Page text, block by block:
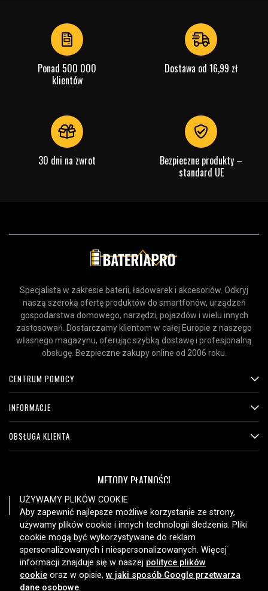
Ponad 500 000
klientów
Dostawa od 16,99 zł
30 dni na zwrot
Bezpieczne produkty –
standard UE
Specjalista w zakresie baterii, ładowarek i akcesoriów. Odkryj
naszą szeroką ofertę produktów do smartfonów, urządzeń
gospodarstwa domowego, narzędzi, pojazdów i wielu innych
zastosowań. Dostarczamy klientom w całej Europie z naszego
własnego magazynu, oferując szybką dostawę i profesjonalną
obsługę. Bezpieczne zakupy online od 2006 roku.
CENTRUM POMOCY
INFORMACJE
OBSŁUGA KLIENTA
METODY PŁATNOŚCI
OPCJE DOSTAWY
UŻYWAMY PLIKÓW COOKIE
Aby zapewnić najlepsze możliwe korzystanie ze strony,
używamy plików cookie i innych technologii śledzenia. Pliki
cookie mogą być wykorzystywane do reklam
spersonalizowanych i niespersonalizowanych. Więcej
informacji znajduje się w naszej polityce plików
cookie oraz w opisie, w jaki sposób Google przetwarza
dane osobowe.